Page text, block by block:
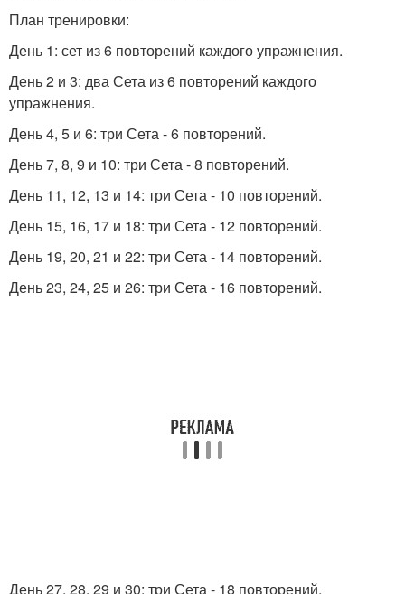
План тренировки:
День 1: сет из 6 повторений каждого упражнения.
День 2 и 3: два Сета из 6 повторений каждого
упражнения.
День 4, 5 и 6: три Сета - 6 повторений.
День 7, 8, 9 и 10: три Сета - 8 повторений.
День 11, 12, 13 и 14: три Сета - 10 повторений.
День 15, 16, 17 и 18: три Сета - 12 повторений.
День 19, 20, 21 и 22: три Сета - 14 повторений.
День 23, 24, 25 и 26: три Сета - 16 повторений.
День 27, 28, 29 и 30: три Сета - 18 повторений.